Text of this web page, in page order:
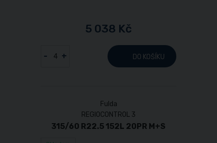
5 038 Kč
- + DO KOŠÍKU
Fulda
REGIOCONTROL 3
315/60 R22.5 152L 20PR M+S